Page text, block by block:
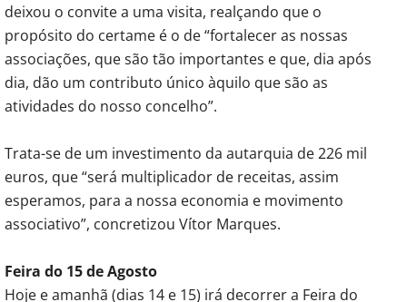
deixou o convite a uma visita, realçando que o
propósito do certame é o de “fortalecer as nossas
associações, que são tão importantes e que, dia após
dia, dão um contributo único àquilo que são as
atividades do nosso concelho”.
Trata-se de um investimento da autarquia de 226 mil
euros, que “será multiplicador de receitas, assim
esperamos, para a nossa economia e movimento
associativo”, concretizou Vítor Marques.
Feira do 15 de Agosto
Hoje e amanhã (dias 14 e 15) irá decorrer a Feira do